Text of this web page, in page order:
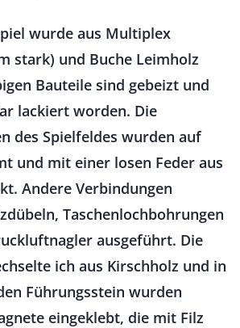
wurde aus Multiplex
stark) und Buche Leimholz
Bauteile sind gebeizt und
lackiert worden. Die
des Spielfeldes wurden auf
und mit einer losen Feder aus
Andere Verbindungen
Taschenlochbohrungen
ausgeführt. Die
ich aus Kirschholz und in
Führungsstein wurden
eingeklebt, die mit Filz